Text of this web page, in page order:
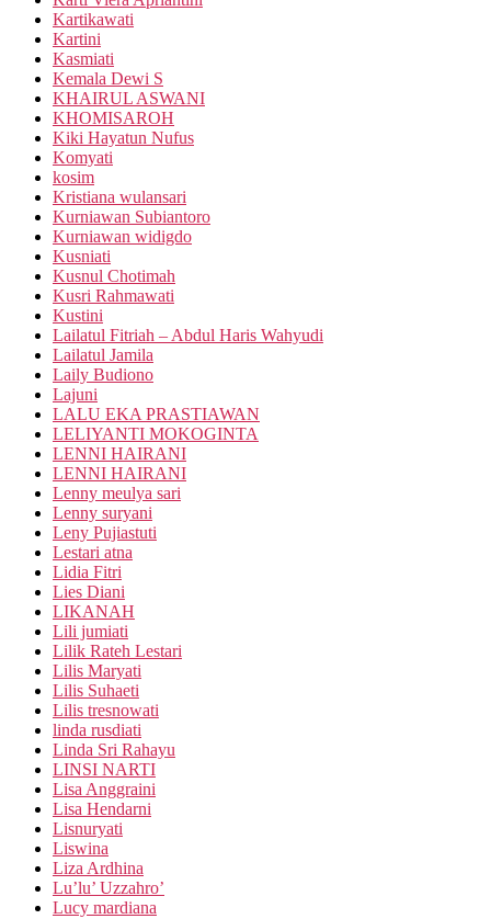
Kartikawati
Kartini
Kasmiati
Kemala Dewi S
KHAIRUL ASWANI
KHOMISAROH
Kiki Hayatun Nufus
Komyati
kosim
Kristiana wulansari
Kurniawan Subiantoro
Kurniawan widigdo
Kusniati
Kusnul Chotimah
Kusri Rahmawati
Kustini
Lailatul Fitriah – Abdul Haris Wahyudi
Lailatul Jamila
Laily Budiono
Lajuni
LALU EKA PRASTIAWAN
LELIYANTI MOKOGINTA
LENNI HAIRANI
LENNI HAIRANI
Lenny meulya sari
Lenny suryani
Leny Pujiastuti
Lestari atna
Lidia Fitri
Lies Diani
LIKANAH
Lili jumiati
Lilik Rateh Lestari
Lilis Maryati
Lilis Suhaeti
Lilis tresnowati
linda rusdiati
Linda Sri Rahayu
LINSI NARTI
Lisa Anggraini
Lisa Hendarni
Lisnuryati
Liswina
Liza Ardhina
Lu’lu’ Uzzahro’
Lucy mardiana